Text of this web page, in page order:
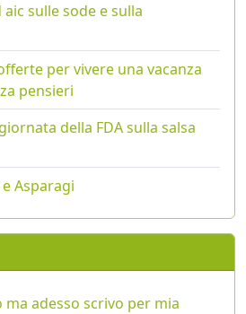
sulle sode e sulla
per vivere una vacanza
pensieri
della FDA sulla salsa
Asparagi
ma adesso scrivo per mia